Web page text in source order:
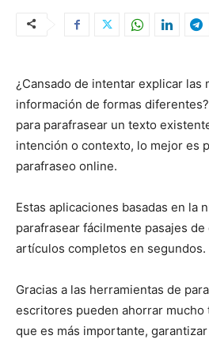
¿Cansado de intentar explicar las
información de formas
para parafrasear un texto
intención o contexto, lo mejor es
parafraseo online.
Estas aplicaciones basadas en la
parafrasear fácilmente pasajes
artículos completos en segundos.
Gracias a las herramientas de
escritores pueden ahorrar mucho
que es más importante,